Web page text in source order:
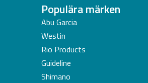
Populära märken
Abu Garcia
Westin
Rio Products
Guideline
Shimano